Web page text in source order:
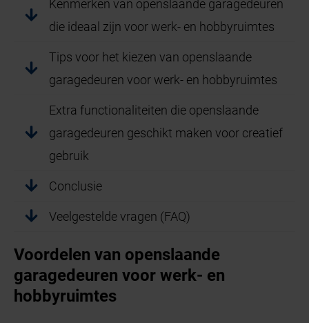
Kenmerken van openslaande garagedeuren
die ideaal zijn voor werk- en hobbyruimtes
Tips voor het kiezen van openslaande
garagedeuren voor werk- en hobbyruimtes
Extra functionaliteiten die openslaande
garagedeuren geschikt maken voor creatief
gebruik
Conclusie
Veelgestelde vragen (FAQ)
Voordelen van openslaande
garagedeuren voor werk- en
hobbyruimtes